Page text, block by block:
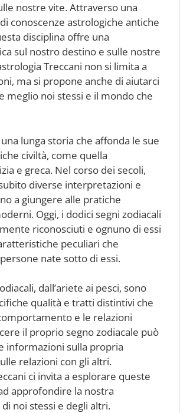
nostre vite. Attraverso una
conoscenze astrologiche antiche
disciplina offre una
sul nostro destino e sulle nostre
Treccani non si limita a
ma si propone anche di aiutarci
meglio noi stessi e il mondo che
una lunga storia che affonda le sue
civiltà, come quella
e greca. Nel corso dei secoli,
diverse interpretazioni e
a giungere alle pratiche
Oggi, i dodici segni zodiacali
riconosciuti e ognuno di essi
peculiari che
nate sotto di essi.
dall’ariete ai pesci, sono
qualità e tratti distintivi che
e le relazioni
il proprio segno zodiacale può
informazioni sulla propria
relazioni con gli altri.
ci invita a esplorare queste
approfondire la nostra
noi stessi e degli altri.